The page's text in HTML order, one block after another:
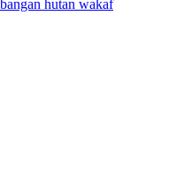
hutan wakaf